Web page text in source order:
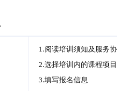
1.阅读培训须知及服务
2.选择培训内的课程项目
3.填写报名信息